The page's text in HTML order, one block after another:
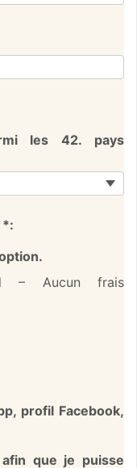
les 42. pays
*:
– Aucun frais
profil Facebook,
que je puisse